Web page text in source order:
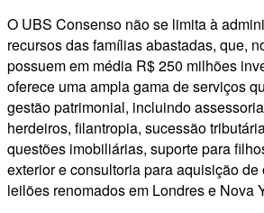
O UBS Consenso não se limita à
recursos das famílias abastadas, que,
possuem em média R$ 250 milhões
oferece uma ampla gama de serviços
gestão patrimonial, incluindo
herdeiros, filantropia, sucessão
questões imobiliárias, suporte para
exterior e consultoria para aquisição de
leilões renomados em Londres e Nova